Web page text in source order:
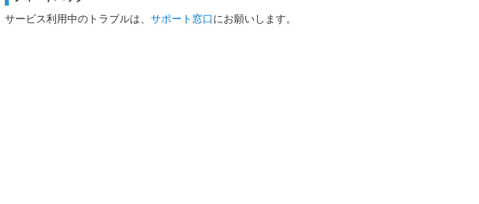
サービス利用中のトラブルは、サポート窓口 にお願いします。